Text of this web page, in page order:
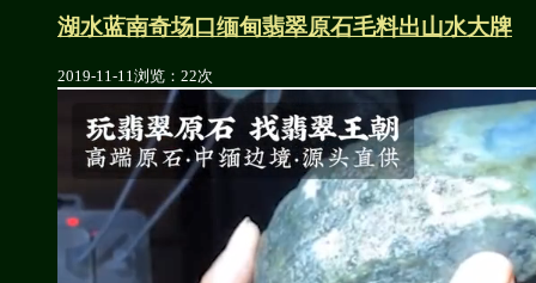
湖水蓝南奇场口缅甸翡翠原石毛料出山水大牌
2019-11-11浏览：22次